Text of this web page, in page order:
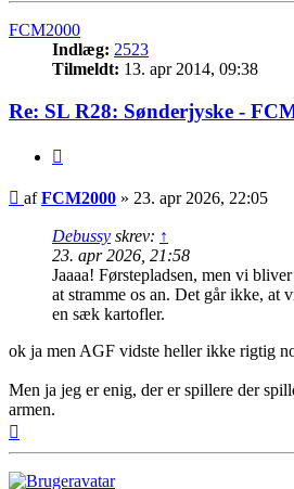
FCM2000
Indlæg: 2523
Tilmeldt: 13. apr 2014, 09:38
Re: SL R28: Sønderjyske -
Indlæg
afFCM2000 » 23. apr 2026, 22:05
Debussy skrev: ↑
23. apr 2026, 21:58
Jaaaa! Førstepladsen, men vi
at stramme os an. Det går ikke, at
en sæk kartofler.
ok ja men AGF vidste heller ikke rigtig
Men ja jeg er enig, der er spillere der
armen.